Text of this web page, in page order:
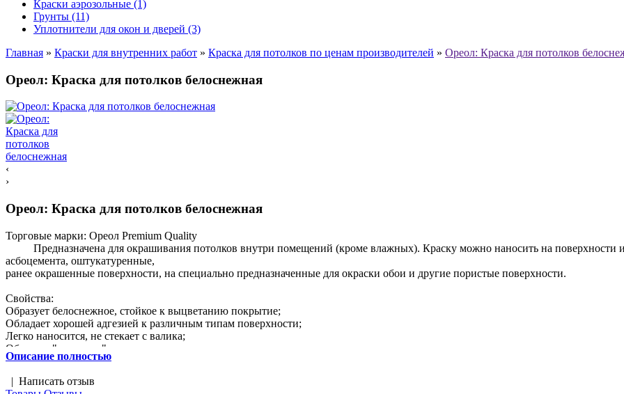
Краски аэрозольные (1)
Грунты (11)
Уплотнители для окон и дверей (3)
Главная » Краски для внутренних работ » Краска для потолков по ценам производителей » Ореол: Краска для потолков
Ореол: Краска для потолков белоснежная
‹
›
Ореол: Краска для потолков белоснежная
Торговые марки: Ореол Premium Quality
Предназначена для окрашивания потолков внутри помещений (кроме влажных). Краску можно наносить на поверхности
асбоцемента, оштукатуренные,
ранее окрашенные поверхности, на специально предназначенные для окраски обои и другие пористые поверхности.
Свойства:
Образует белоснежное, стойкое к выцветанию покрытие;
Обладает хорошей адгезией к различным типам поверхности;
Легко наносится, не стекает с валика;
Образует "дышащее" покрытие;
Скрывает косметические дефекты поверхности.
Характеристики:
Описание полностью
| Написать отзыв